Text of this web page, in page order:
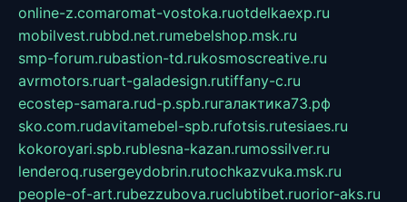
online-z.comaromat-vostoka.ruotdelkaexp.ru
mobilvest.rubbd.net.rumebelshop.msk.ru
smp-forum.rubastion-td.rukosmoscreative.ru
avrmotors.ruart-galadesign.rutiffany-c.ru
ecostep-samara.rud-p.spb.ruгалактика73.рф
sko.com.rudavitamebel-spb.rufotsis.rutesiaes.ru
kokoroyari.spb.rublesna-kazan.rumossilver.ru
lenderoq.rusergeydobrin.rutochkazvuka.msk.ru
people-of-art.rubezzubova.ruclubtibet.ruorior-aks.ru